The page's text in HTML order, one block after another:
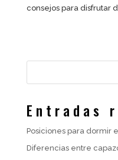
consejos para disfrutar
Entradas
Posiciones para dormir
Diferencias entre